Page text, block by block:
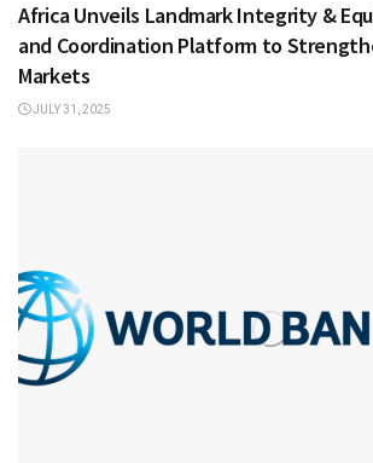
Africa Unveils Landmark Integrity &
and Coordination Platform to
Markets
JULY 31, 2025